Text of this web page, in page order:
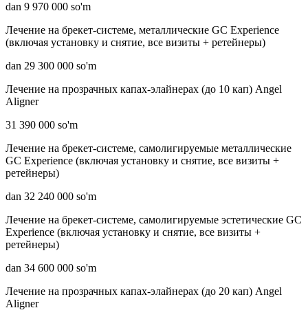
dan 9 970 000 so'm
Лечение на брекет-системе, металлические GC Experience
(включая установку и снятие, все визиты + ретейнеры)
dan 29 300 000 so'm
Лечение на прозрачных капах-элайнерах (до 10 кап) Angel
Aligner
31 390 000 so'm
Лечение на брекет-системе, самолигируемые металлические
GC Experience (включая установку и снятие, все визиты +
ретейнеры)
dan 32 240 000 so'm
Лечение на брекет-системе, самолигируемые эстетические GC
Experience (включая установку и снятие, все визиты +
ретейнеры)
dan 34 600 000 so'm
Лечение на прозрачных капах-элайнерах (до 20 кап) Angel
Aligner